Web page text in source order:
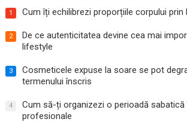
1 Cum îți echilibrezi proporțiile corpului prin
2
De ce autenticitatea devine cea mai
lifestyle
3
Cosmeticele expuse la soare se pot
termenului înscris
4
Cum să-ți organizezi o perioadă sabatică
profesionale